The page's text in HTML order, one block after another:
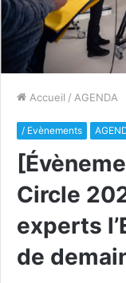
Accueil / AGENDA
/ Evènements
Circle
experts
de